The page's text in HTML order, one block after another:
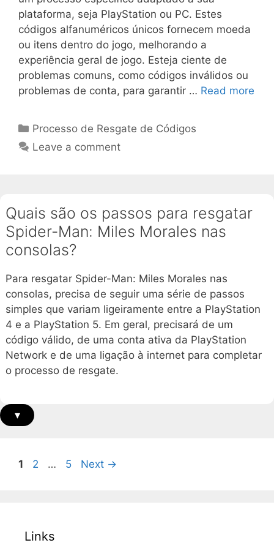
plataforma, seja PlayStation ou PC. Estes
códigos alfanuméricos únicos fornecem moeda
ou itens dentro do jogo, melhorando a
experiência geral de jogo. Esteja ciente de
problemas comuns, como códigos inválidos ou
problemas de conta, para garantir … Read more
Categories
Processo de Resgate de Códigos
Leave a comment
Quais são os passos para resgatar
Spider-Man: Miles Morales nas
consolas?
Para resgatar Spider-Man: Miles Morales nas
consolas, precisa de seguir uma série de passos
simples que variam ligeiramente entre a PlayStation
4 e a PlayStation 5. Em geral, precisará de um
código válido, de uma conta ativa da PlayStation
Network e de uma ligação à internet para completar
o processo de resgate.
▾
Page
1 Page
2 … Page
5 Next →
Links